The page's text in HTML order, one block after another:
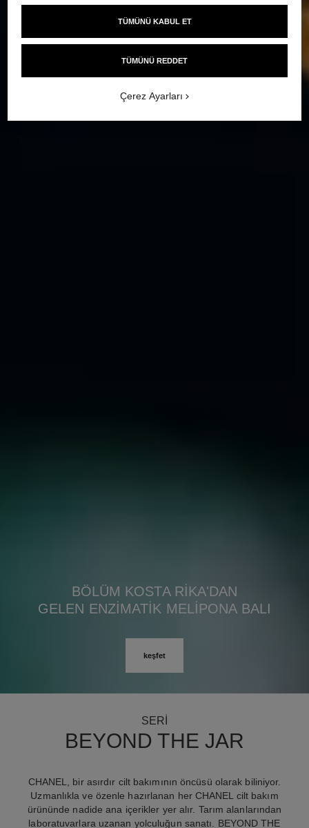
BÖLÜM KOSTA RİKA'DAN
GELEN ENZİMATİK MELİPONA BALI
keşfet
SERİ
BEYOND THE JAR
CHANEL, bir asırdır cilt bakımının öncüsü olarak biliniyor.
Uzmanlıkla ve özenle hazırlanan her CHANEL cilt bakım
ürününde nadide ana içerikler yer alır. Tarım alanlarından
laboratuvarlara uzanan yolculuğun sanatı. BEYOND THE
TÜMÜNÜ REDDET
TÜMÜNÜ KABUL ET
Çerez Ayarları